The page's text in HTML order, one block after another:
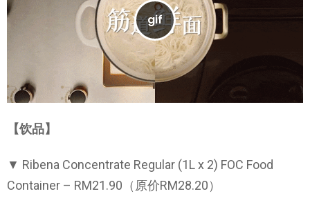
【饮品】
▼ Ribena Concentrate Regular (1L x 2) FOC Food
Container – RM21.90（原价RM28.20）